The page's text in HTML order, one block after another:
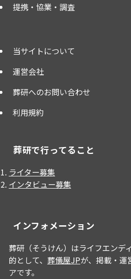
提携・協業・調査
当サイトについて
運営会社
葬研へのお問い合わせ
利用規約
葬研で行ってること
ライター募集
インタビュー募集
インフォメーション
葬研（そうけん）はライフエンデ
的として、 葬儀屋JPが、掲載・運
アです。